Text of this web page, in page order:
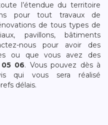
l’étendue du territoire
pour tout travaux de
de tous types de
pavillons, bâtiments
nous pour avoir des
ou que vous avez des
06. Vous pouvez dès à
qui vous sera réalisé
délais.